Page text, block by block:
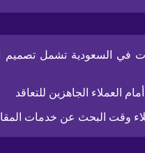
في السعودية تشمل تصميم
العملاء الجاهزين للتعاقد
وقت البحث عن خدمات